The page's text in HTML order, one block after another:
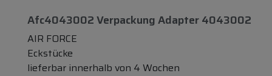
Afc4043002 Verpackung Adapter 4043002
AIR FORCE
Eckstücke
lieferbar innerhalb von 4 Wochen